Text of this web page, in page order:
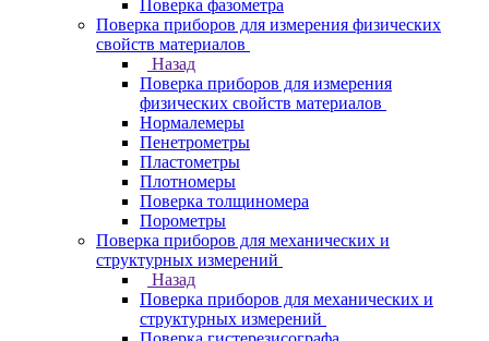
Поверка фазометра
Поверка приборов для измерения физических
свойств материалов
Назад
Поверка приборов для измерения
физических свойств материалов
Нормалемеры
Пенетрометры
Пластометры
Плотномеры
Поверка толщиномера
Порометры
Поверка приборов для механических и
структурных измерений
Назад
Поверка приборов для механических и
структурных измерений